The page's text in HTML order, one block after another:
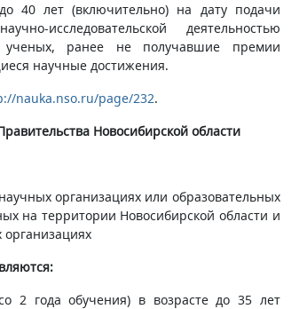
40 лет (включительно) на дату подачи
исследовательской деятельностью
ученых, ранее не получавшие премии
научные достижения.
nauka.nso.ru/page/232.
Новосибирской области
организациях или образовательных
на территории Новосибирской области и
2 года обучения) в возрасте до 35 лет